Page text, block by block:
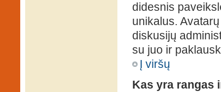
didesnis
unikalus.
diskusijų
su juo ir
Į viršų
Kas yra rangas